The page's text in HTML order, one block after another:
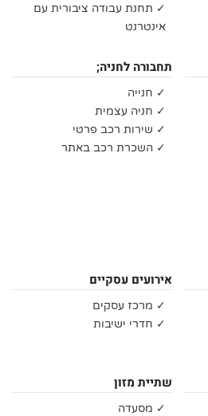
✓ תחנת עבודה ציבורית עם
אינטרנט
תחבורה לחניה;
✓ חנייה
✓ חניה עצמית
✓ שירות רכב פרטי
✓ השכרת רכב באתר
אירועים עסקיים
✓ מרכז עסקים
✓ חדרי ישיבות
שתיית מזון
✓ מסעדה